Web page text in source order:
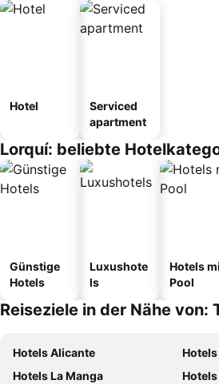
Hotel
Serviced
apartment
Lorquí: beliebte
Günstige
Hotels
Luxushote
ls
Hotels
Pool
Reiseziele in der Nähe von:
Hotels Alicante
Hotels La Manga